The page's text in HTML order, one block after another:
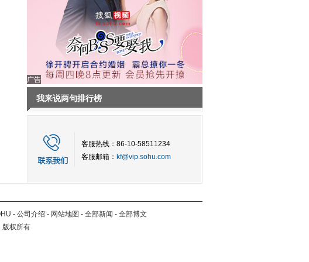
广告
我来说两句排行榜
客服热线：86-10-58511234
客服邮箱： kf@vip.sohu.com
- 公司介绍 - 网站地图 - 全部新闻 - 全部博文
版权所有